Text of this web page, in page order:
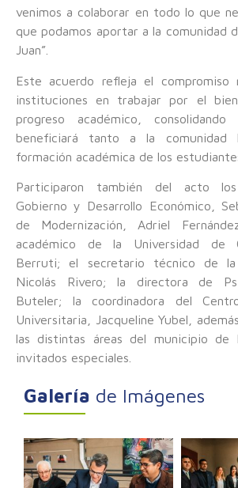
venimos a colaborar en todo lo que
que podamos aportar a la comunidad
Juan”.
Este acuerdo refleja el compromiso
instituciones en trabajar por el
progreso académico,
beneficiará tanto a la
formación académica de los
Participaron también del acto
Gobierno y Desarrollo Económico,
de Modernización, Adriel
académico de la Universidad de
Berruti; el secretario técnico de la
Nicolás Rivero; la directora de
Buteler; la coordinadora del
Universitaria, Jacqueline Yubel,
las distintas áreas del municipio de
invitados especiales.
Galería de Imágenes